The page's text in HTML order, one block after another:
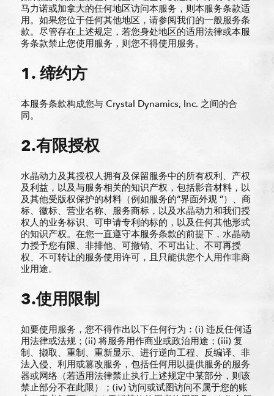
马力诺或加拿大的任何地区访问本服务，则本服务条款适
用。如果您位于任何其他地区，请参阅我们的一般服务条
款。尽管存在上述规定，若您身处地区的适用法律或本服
务条款禁止您使用服务，则您不得使用服务。
1. 缔约方
本服务条款构成您与 Crystal Dynamics, Inc. 之间的合
同。
2.有限授权
水晶动力及其授权人拥有及保留服务中的所有权利、产权
及利益，以及与服务相关的知识产权，包括影音材料，以
及其他受版权保护的材料（例如服务的“界面外观 ”）、商
标、徽标、营业名称、服务商标，以及水晶动力和我们授
权人的业务标识、可申请专利的标的，以及任何其他形式
的知识产权。在您一直遵守本服务条款的前提下，水晶动
力授予您有限、非排他、可撤销、不可出让、不可再授
权、不可转让的服务使用许可，且只能供您个人用作非商
业用途。
3.使用限制
如要使用服务，您不得作出以下任何行为：(i) 违反任何适
用法律或法规；(ii) 将服务用作商业或政治用途；(iii) 复
制、撷取、重制、重新显示、进行逆向工程、反编译、非
法入侵、利用或篡改服务，包括任何用以提供服务的服务
器或网络（若适用法律禁止执行上述规定中某部分，则该
禁止部分不在此限）；(iv) 访问或试图访问不属于您的账